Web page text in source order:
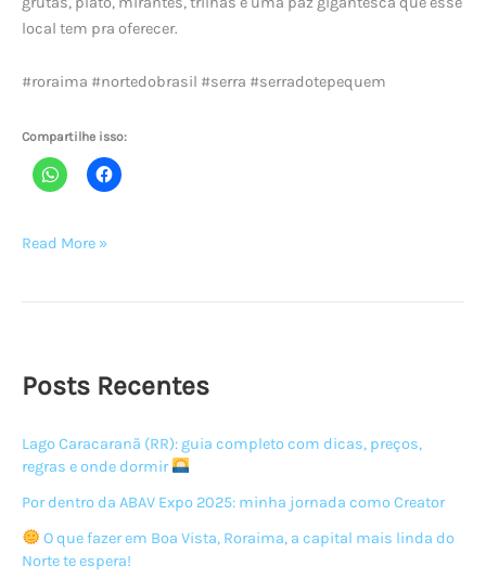
local tem pra oferecer.
#roraima #nortedobrasil #serra #serradotepequem
Compartilhe isso:
Serra
Read More »
Posts Recentes
Lago Caracaranã (RR): guia completo com dicas, preços,
regras e onde dormir
Por dentro da ABAV Expo 2025: minha jornada como Creator
O que fazer em Boa Vista, Roraima, a capital mais linda do
Norte te espera!